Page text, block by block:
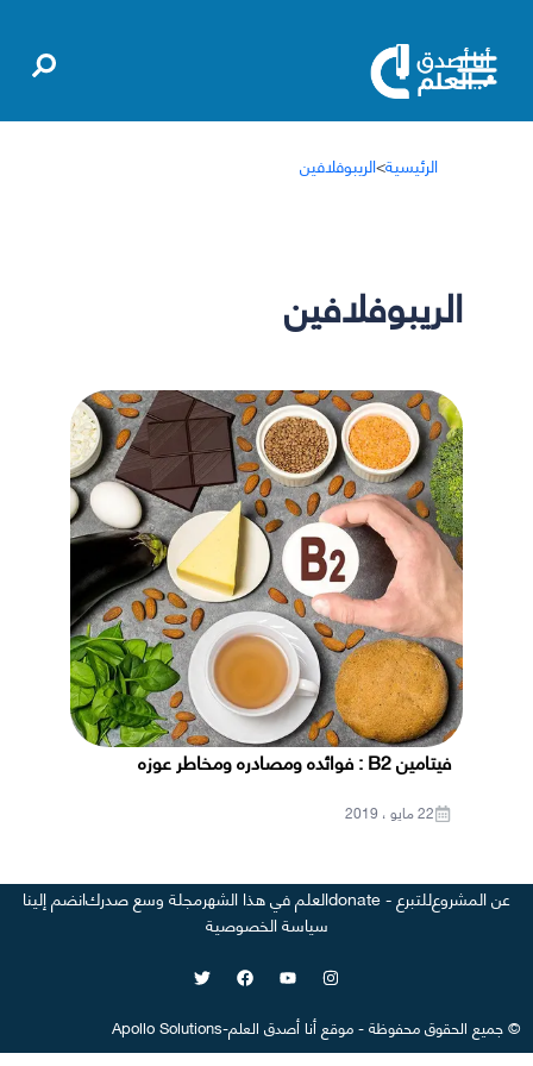
الرئيسية>الريبوفلافين
الريبوفلافين
فيتامين B2 : فوائده ومصادره ومخاطر عوزه
22 مايو ، 2019
عن المشروعللتبرع - donate العلم في هذا الشهرمجلة وسع صدركانضم إلينا
سياسة الخصوصية
©جميع الحقوق محفوظة-موقع أنا أصدق العلم-
Apollo Solutions